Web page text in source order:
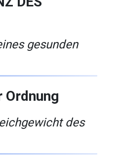
gesunden
Ordnung
des